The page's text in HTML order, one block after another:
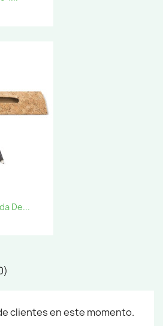
De...
clientes en este momento.